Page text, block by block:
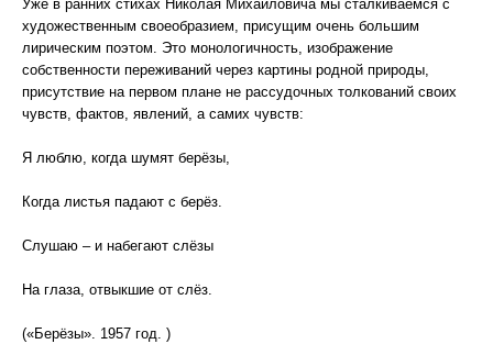
Уже в ранних стихах Николая Михайловича мы сталкиваемся с
художественным своеобразием, присущим очень большим
лирическим поэтом. Это монологичность, изображение
собственности переживаний через картины родной природы,
присутствие на первом плане не рассудочных толкований своих
чувств, фактов, явлений, а самих чувств:
Я люблю, когда шумят берёзы,
Когда листья падают с берёз.
Слушаю – и набегают слёзы
На глаза, отвыкшие от слёз.
(«Берёзы». 1957 год. )